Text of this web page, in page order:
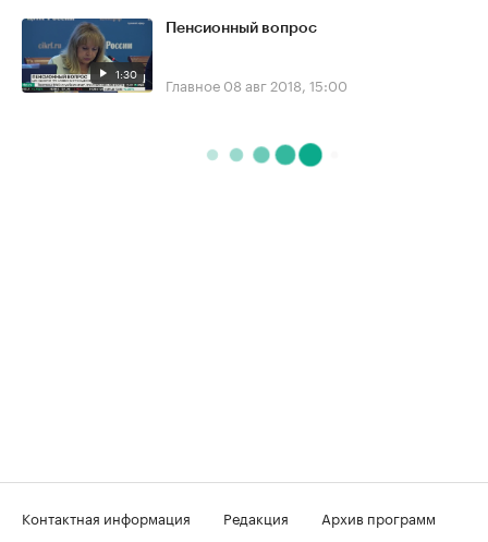
1:30
Пенсионный вопрос
Главное 08 авг 2018, 15:00
Контактная информация Редакция
Архив программ